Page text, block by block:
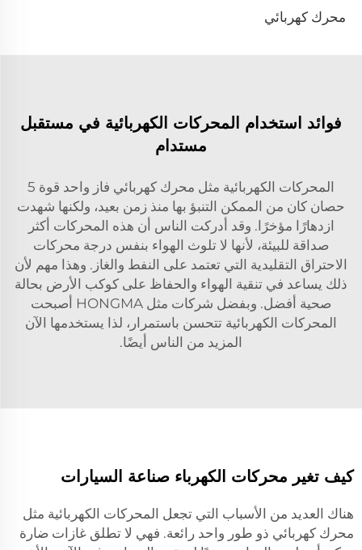
فوائد استخدام المحركات الكهربائية في مستقبل
مستدام
المحركات الكهربائية مثل
محرك كهربائي فاز واحد قوة 5
حصان كان من الممكن التنبؤ بها منذ زمن بعيد، ولكنها شهدت
ازدهارًا مؤخرًا. وقد أدركت الناس أن هذه المحركات أكثر
صداقة للبيئة، لأنها لا تلوث الهواء بنفس درجة محركات
الاحتراق التقليدية التي تعتمد على النفط والغاز. وهذا مهم لأن
ذلك يساعد في تنقية الهواء والحفاظ على كوكب الأرض بحالة
صحية أفضل. وبفضل شركات مثل HONGMA أصبحت
المحركات الكهربائية تتحسن باستمرار، لذا يستخدمها الآن
المزيد من الناس أيضًا.
كيف تغير محركات الكهرباء صناعة السيارات
هناك العديد من الأسباب التي تجعل المحركات الكهربائية مثل
محرك كهربائي ذو طور واحد رائعة. فهي لا تطلق غازات ضارة